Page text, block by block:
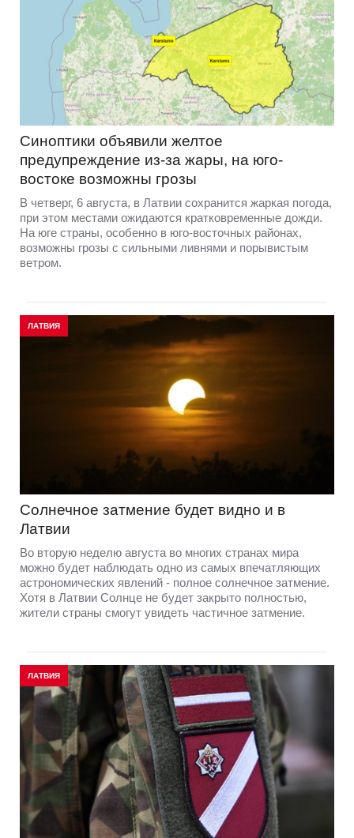
Синоптики объявили желтое
предупреждение из-за жары, на юго-
востоке возможны грозы
В четверг, 6 августа, в Латвии сохранится жаркая погода,
при этом местами ожидаются кратковременные дожди.
На юге страны, особенно в юго-восточных районах,
возможны грозы с сильными ливнями и порывистым
ветром.
ЛАТВИЯ
Солнечное затмение будет видно и в
Латвии
Во вторую неделю августа во многих странах мира
можно будет наблюдать одно из самых впечатляющих
астрономических явлений - полное солнечное затмение.
Хотя в Латвии Солнце не будет закрыто полностью,
жители страны смогут увидеть частичное затмение.
ЛАТВИЯ